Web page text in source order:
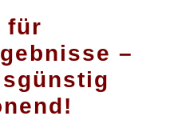
für
–